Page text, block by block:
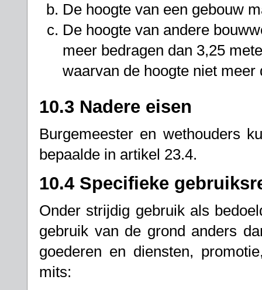
De hoogte van een gebouw
De hoogte van andere
meer bedragen dan 3,25
waarvan de hoogte niet
10.3 Nadere eisen
Burgemeester en wethouders
bepaalde in artikel 23.4.
10.4 Specifieke
Onder strijdig gebruik als
gebruik van de grond anders
goederen en diensten,
mits: